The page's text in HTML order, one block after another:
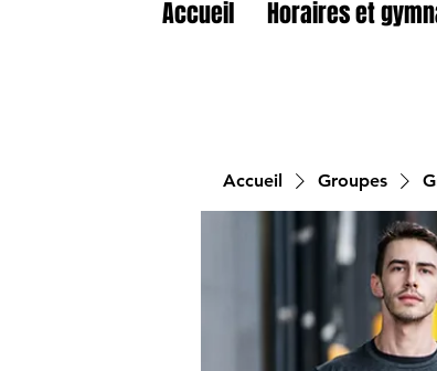
Accueil Horaires et
Accueil Groupes